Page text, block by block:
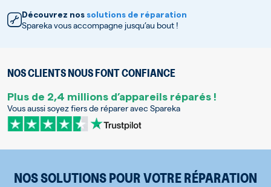
Découvrez nos solutions de réparation
Spareka vous accompagne jusqu’au bout !
NOS CLIENTS NOUS FONT CONFIANCE
Plus de 2,4 millions d’appareils réparés !
Vous aussi soyez fiers de réparer avec Spareka
NOS SOLUTIONS POUR VOTRE RÉPARATION